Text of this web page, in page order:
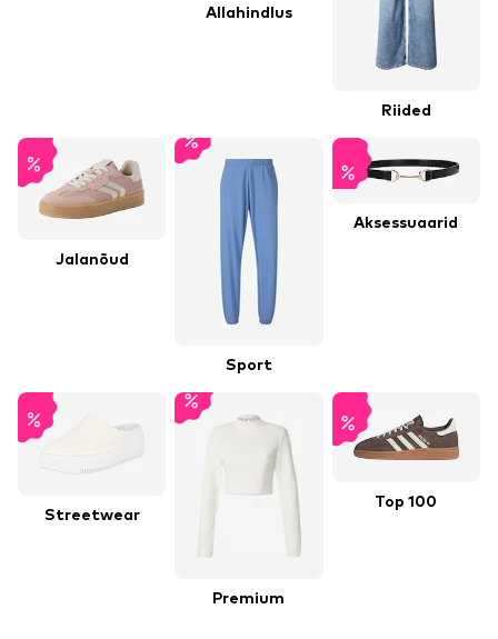
Allahindlus
Riided
Jalanõud
Sport
Aksessuaarid
Streetwear
Premium
Top 100